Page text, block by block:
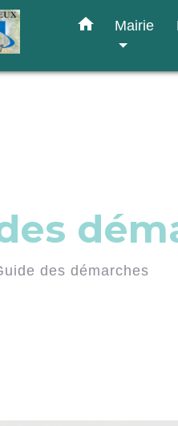
home Mairie
des démarches